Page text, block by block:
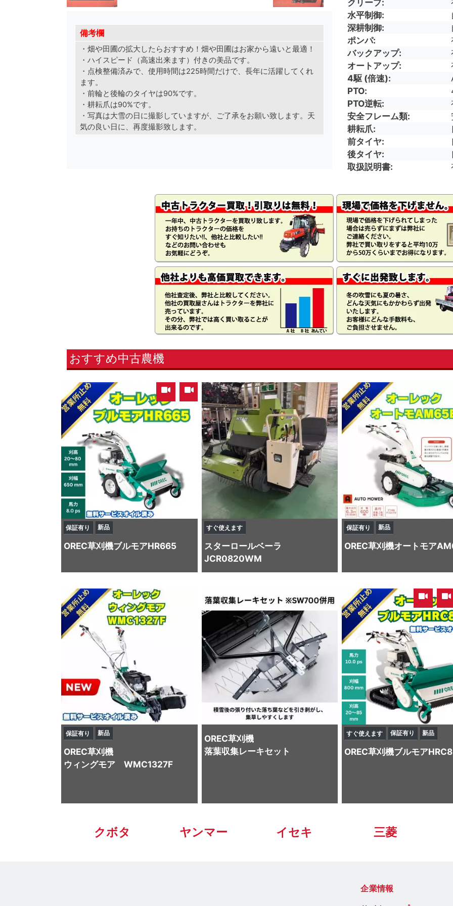
備考欄
・畑や田圃の拡大したらおすすめ！畑や田圃はお家から遠いと最適！
・ハイスピード（高速出来ます）付きの美品です。
・点検整備済みで、使用時間は225時間だけで、長年に活躍してくれ
ます。
・前輪と後輪のタイヤは90%です。
・耕耘爪は90%です。
・写真は大雪の日に撮影していますが、ご了承をお願い致します。天
気の良い日に、再度撮影致します。
クリープ
水平制御
深耕制御
ポンパ
バックアップ
オートアップ
4駆 (倍速)
PTO
PTO逆転
安全フレーム類
耕耘爪
前タイヤ
後タイヤ
取扱説明書
おすすめ中古農機
保証有り 新品
OREC草刈機ブルモアHR665
すぐ使えます
スターロールベーラ
JCR0820WM
保証有り 新品
OREC草刈機オートモア
保証有り 新品
OREC草刈機
ウィングモア WMC1327F
OREC草刈機
落葉収集レーキセット
,
すぐ使えます 保証有り 新品
OREC草刈機ブルモア
クボタ ヤンマー イセキ 三菱
企業情報